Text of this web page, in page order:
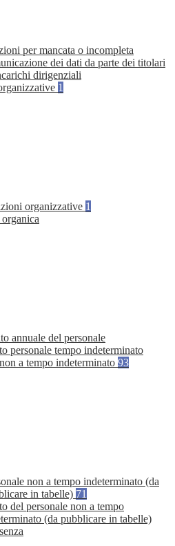
per mancata o incompleta
dei dati da parte dei titolari
dirigenziali
1
organizzative 1
annuale del personale
personale tempo indeterminato
a tempo indeterminato 93
non a tempo indeterminato (da
in tabelle) 71
del personale non a tempo
(da pubblicare in tabelle)